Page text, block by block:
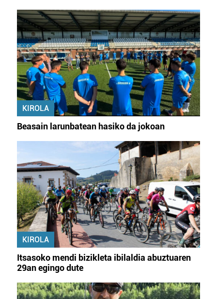
KIROLA
Beasain larunbatean hasiko da jokoan
KIROLA
Itsasoko mendi bizikleta ibilaldia abuztuaren
29an egingo dute